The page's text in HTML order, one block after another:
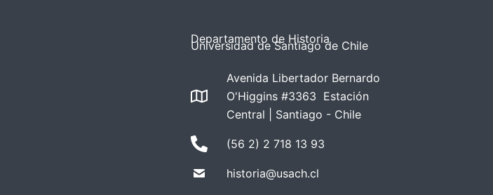
Departamento de Historia
Universidad de Santiago de Chile
Avenida Libertador Bernardo
O'Higgins #3363 Estación
Central | Santiago - Chile
(56 2) 2 718 13 93
historia@usach.cl